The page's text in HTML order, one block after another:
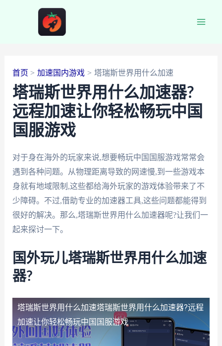
首页 加速国内游戏 塔瑞斯世界用什么加速
塔瑞斯世界用什么加速器?
远程加速让你轻松畅玩中国
国服游戏
对于身在海外的玩家来说,想要畅玩中国国服游戏常常会
遇到各种问题。从物理距离导致的网速慢,到一些游戏本
身就有地域限制,这些都给海外玩家的游戏体验带来了不
少障碍。不过,借助专业的加速器工具,这些问题都能得到
很好的解决。那么,塔瑞斯世界用什么加速器呢?让我们一
起来探讨一下。
国外玩儿塔瑞斯世界用什么加速
器?
塔瑞斯世界用什么加速塔瑞斯世界用什么加速器?远程
加速让你轻松畅玩中国国服游戏